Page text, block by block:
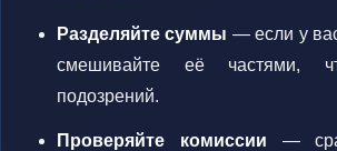
Разделяйте суммы — если у
смешивайте её частями,
подозрений.
Проверяйте комиссии —